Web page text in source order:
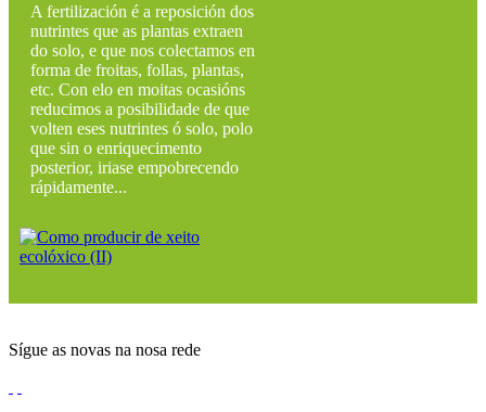
A fertilización é a reposición dos
nutrintes que as plantas extraen
do solo, e que nos colectamos en
forma de froitas, follas, plantas,
etc. Con elo en moitas ocasións
reducimos a posibilidade de que
volten eses nutrintes ó solo, polo
que sin o enriquecimento
posterior, iriase empobrecendo
rápidamente...
Sígue as novas na nosa rede